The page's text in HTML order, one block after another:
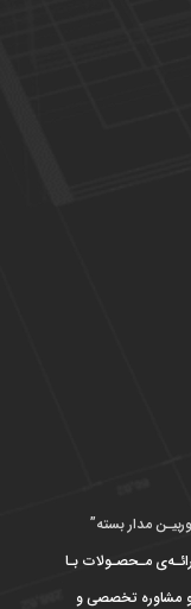
مدار بسته”
مـحصـولات بـا
و مشاوره تخصصی و